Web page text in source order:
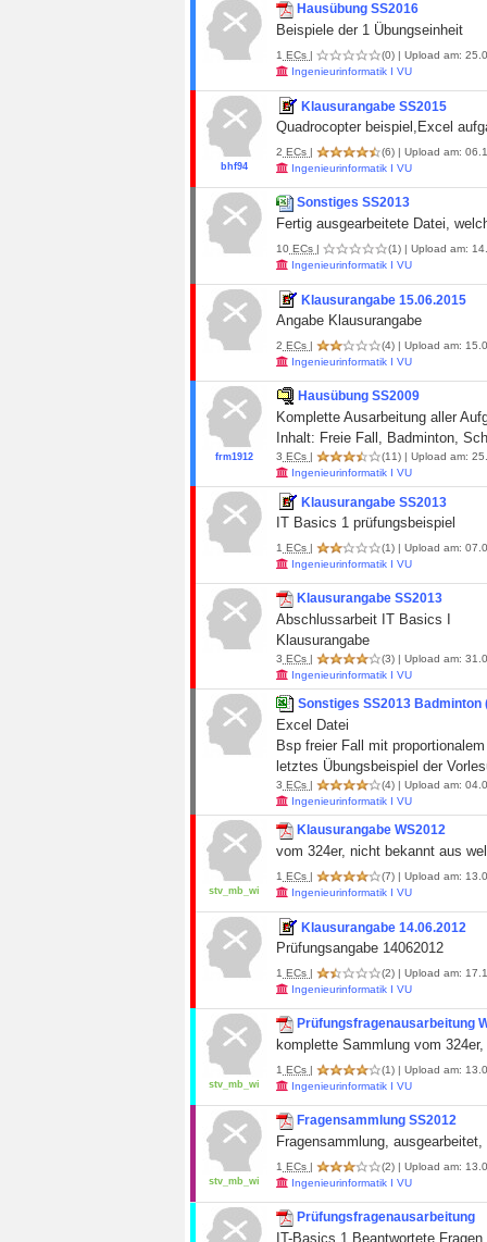
Hausübung SS2016
Beispiele der 1 Übungseinheit
1 ECs | (0) | Upload am:
Ingenieurinformatik I VU
bhf94
Klausurangabe SS2015
Quadrocopter beispiel,Excel
2 ECs | (6) | Upload am:
Ingenieurinformatik I VU
Sonstiges SS2013
Fertig ausgearbeitete Datei,
10 ECs | (1) | Upload am:
Ingenieurinformatik I VU
Klausurangabe 15.06.2015
Angabe Klausurangabe
2 ECs | (4) | Upload am:
Ingenieurinformatik I VU
frm1912
Hausübung SS2009
Komplette Ausarbeitung aller
Inhalt: Freie Fall, Badminton,
3 ECs | (11) | Upload am:
Ingenieurinformatik I VU
Klausurangabe SS2013
IT Basics 1 prüfungsbeispiel
1 ECs | (1) | Upload am:
Ingenieurinformatik I VU
Klausurangabe SS2013
Abschlussarbeit IT Basics I
Klausurangabe
3 ECs | (3) | Upload am:
Ingenieurinformatik I VU
Sonstiges SS2013 Badminton
Excel Datei
Bsp freier Fall mit
letztes Übungsbeispiel der
3 ECs | (4) | Upload am:
Ingenieurinformatik I VU
stv_mb_wi
Klausurangabe WS2012
vom 324er, nicht bekannt aus
1 ECs | (7) | Upload am:
Ingenieurinformatik I VU
Klausurangabe 14.06.2012
Prüfungsangabe 14062012
1 ECs | (2) | Upload am:
Ingenieurinformatik I VU
stv_mb_wi
Prüfungsfragenausarbeitung
komplette Sammlung vom
1 ECs | (1) | Upload am:
Ingenieurinformatik I VU
stv_mb_wi
Fragensammlung SS2012
Fragensammlung,
1 ECs | (2) | Upload am:
Ingenieurinformatik I VU
Prüfungsfragenausarbeitung
IT-Basics 1 Beantwortete Fragen